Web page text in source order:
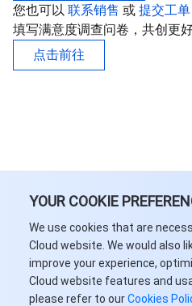
YOUR COOKIE
We use cookies that are
Cloud website. We would also
improve your experience,
Cloud website features and
please refer to ourCookies
您也可以 联系销售 或 提交工单
填写满意度调查问卷，共创更好
点击前往